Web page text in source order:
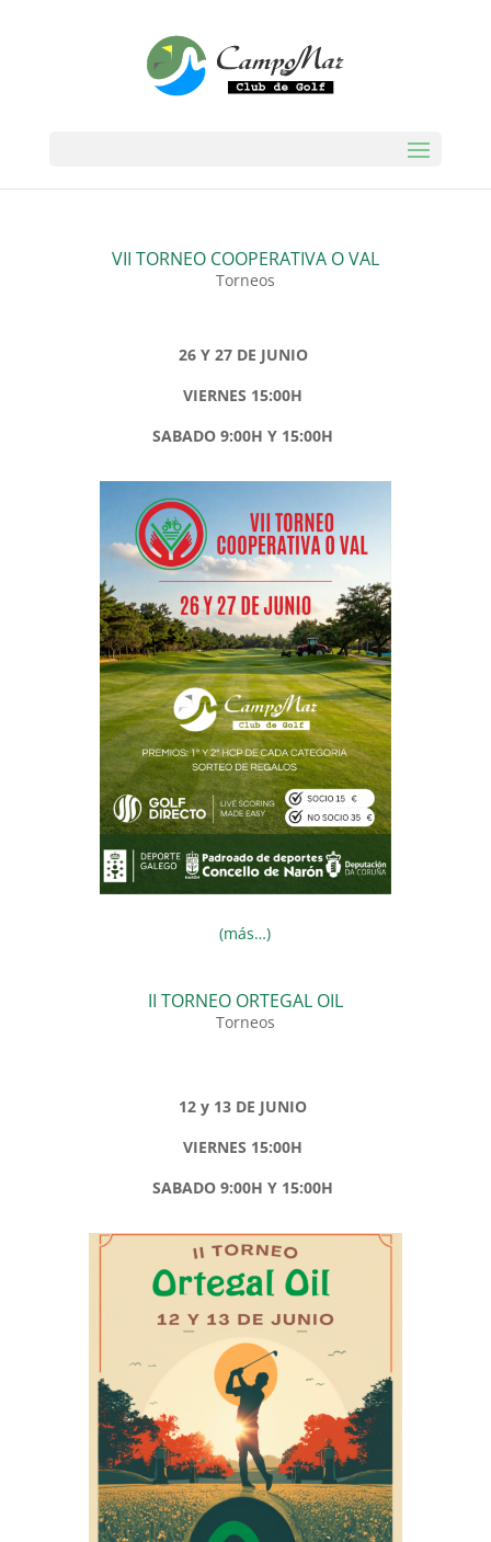
VII TORNEO COOPERATIVA O VAL
Torneos
26 Y 27 DE JUNIO
VIERNES 15:00H
SABADO 9:00H Y 15:00H
(más…)
II TORNEO ORTEGAL OIL
Torneos
12 y 13 DE JUNIO
VIERNES 15:00H
SABADO 9:00H Y 15:00H